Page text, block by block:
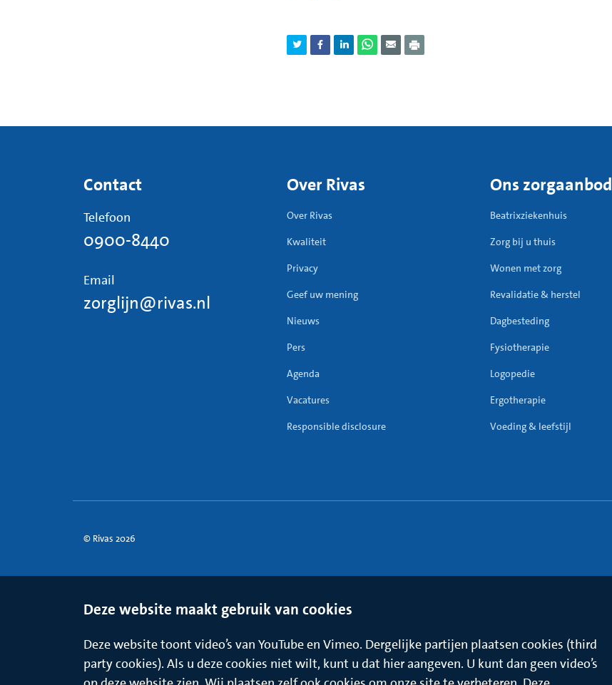
Contact
Telefoon
0900-8440
Email
zorglijn@rivas.nl
Over Rivas
Over Rivas
Kwaliteit
Privacy
Geef uw mening
Nieuws
Pers
Agenda
Vacatures
Responsible disclosure
Ons zorgaanbod
Beatrixziekenhuis
Zorg bij u thuis
Wonen met zorg
Revalidatie & herstel
Dagbesteding
Fysiotherapie
Logopedie
Ergotherapie
Voeding & leefstijl
© Rivas 2026
Deze website maakt gebruik van cookies
Deze website toont video’s van YouTube en Vimeo. Dergelijke partijen plaatsen cookies (third
party cookies). Als u deze cookies niet wilt, kunt u dat hier aangeven. U kunt dan geen video’s